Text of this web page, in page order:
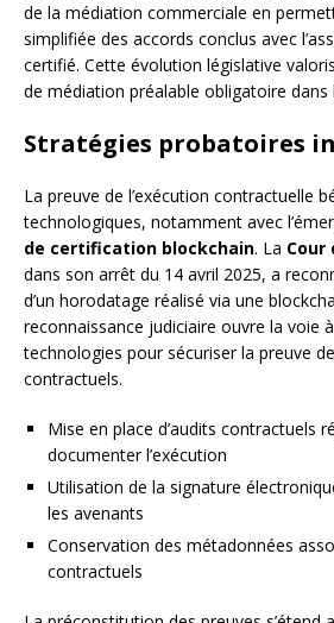
de la médiation commerciale en
simplifiée des accords conclus avec
certifié. Cette évolution législative
de médiation préalable obligatoire dans
Stratégies probatoires
La preuve de l’exécution contractuelle
technologiques, notamment avec
de certification blockchain. La Cour
dans son arrêt du 14 avril 2025, a
d’un horodatage réalisé via une
reconnaissance judiciaire ouvre la voie
technologies pour sécuriser la preuve
contractuels.
Mise en place d’audits contractuels
documenter l’exécution
Utilisation de la signature
les avenants
Conservation des métadonnées
contractuels